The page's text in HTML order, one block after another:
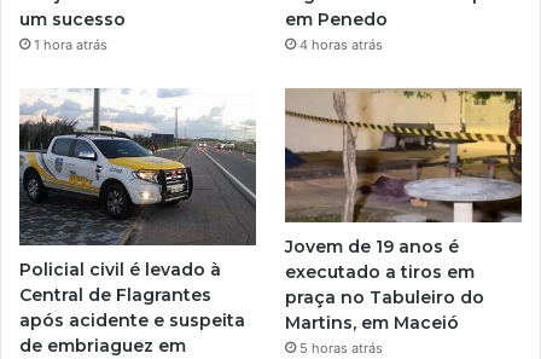
um sucesso
1 hora atrás
em Penedo
4 horas atrás
Policial civil é levado à
Central de Flagrantes
após acidente e suspeita
de embriaguez em
Jovem de 19 anos é
executado a tiros em
praça no Tabuleiro do
Martins, em Maceió
5 horas atrás